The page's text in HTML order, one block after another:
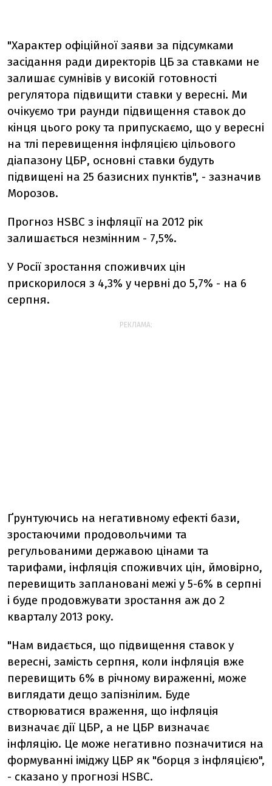
"Характер офіційної заяви за підсумками
засідання ради директорів ЦБ за ставками не
залишає сумнівів у високій готовності
регулятора підвищити ставки у вересні. Ми
очікуємо три раунди підвищення ставок до
кінця цього року та припускаємо, що у вересні
на тлі перевищення інфляцією цільового
діапазону ЦБР, основні ставки будуть
підвищені на 25 базисних пунктів", - зазначив
Морозов.
Прогноз HSBC з інфляції на 2012 рік
залишається незмінним - 7,5%.
У Росії зростання споживчих цін
прискорилося з 4,3% у червні до 5,7% - на 6
серпня.
РЕКЛАМА:
Ґрунтуючись на негативному ефекті бази,
зростаючими продовольчими та
регульованими державою цінами та
тарифами, інфляція споживчих цін, ймовірно,
перевищить заплановані межі у 5-6% в серпні
і буде продовжувати зростання аж до 2
кварталу 2013 року.
"Нам видається, що підвищення ставок у
вересні, замість серпня, коли інфляція вже
перевищить 6% в річному вираженні, може
виглядати дещо запізнілим. Буде
створюватися враження, що інфляція
визначає дії ЦБР, а не ЦБР визначає
інфляцію. Це може негативно позначитися на
формуванні іміджу ЦБР як "борця з інфляцією",
- сказано у прогнозі HSBC.